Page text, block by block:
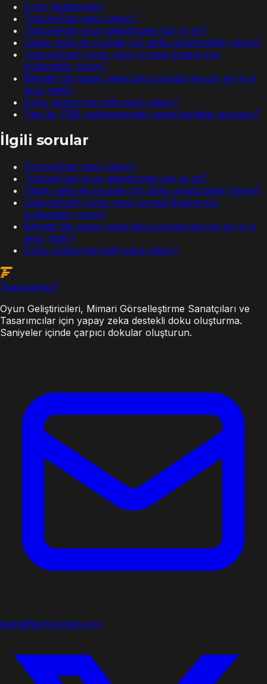
Unity Geliştiricileri
TextureFast nasıl çalışır?
TextureFast oyun geliştiricileri için iyi mi?
Yapay zeka ile oyunlar için doku oluşturabilir miyim?
TextureFast'i Unity veya Unreal Engine için
kullanabilir miyim?
Blender'da yapay zeka doku oluşturma için en iyi iş
akışı nedir?
Doku oluşturma hattı nasıl çalışır?
Tam bir PBR malzemesinde hangi haritalar bulunur?
İlgili sorular
TextureFast nasıl çalışır?
TextureFast oyun geliştiricileri için iyi mi?
Yapay zeka ile oyunlar için doku oluşturabilir miyim?
TextureFast'i Unity veya Unreal Engine için
kullanabilir miyim?
Blender'da yapay zeka doku oluşturma için en iyi iş
akışı nedir?
Doku oluşturma hattı nasıl çalışır?
TextureFast™
Oyun Geliştiricileri, Mimari Görselleştirme Sanatçıları ve
Tasarımcılar için yapay zeka destekli doku oluşturma.
Saniyeler içinde çarpıcı dokular oluşturun.
team@texturefast.com